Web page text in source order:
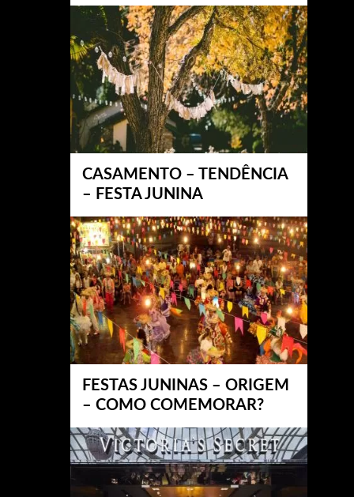
CASAMENTO – TENDÊNCIA
– FESTA JUNINA
FESTAS JUNINAS – ORIGEM
– COMO COMEMORAR?